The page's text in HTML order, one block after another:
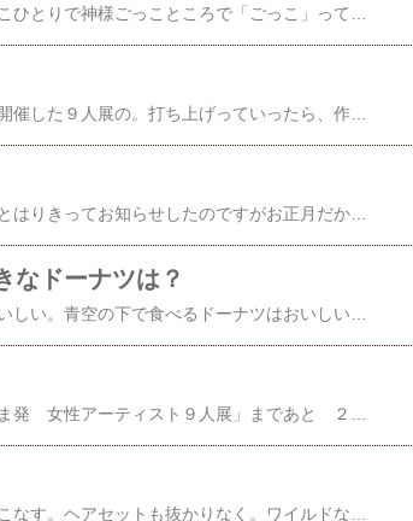
先日打ち上げがありました☆去年の１１月末に開催した９人展の。打ち上げっていったら、作品展の最終日とかその週末とかに開催するのが普通なんでしょうけどね。最終日は搬出でドタバタ。１２月は忘年会やらなんやらでみんな忙しいということで、年を越してちょっと遅めの新年会のような打ち上げ。９人展の会場だったルミエールホールの近くの洋食屋さんで人生初のチーズフォンデュを食べました☆とろとろーーーーんデザートまで付いたコースでたっぷり満足でした♪家にチーズフォンデュの道具セットがあるけど、一度も使ったためしがありません。戸棚の中で２５年以上眠っています。家で準備するのは大変そうだからきっとこれからも眠り続ける気がします。↓がんばりますーーークリックしていただくと現在のランキングが確認できます！同時にポイント加算されます♪
かがみもち～～～ネットショップは年中無休！とはりきってお知らせしたのですがお正月だから、銀行でお振込みができなかったりするのですね。。。失礼いたしましたでもご注文はずっとお受けしております～クリックしていただくと現在のランキングが確認できます！同時にポイント加算されます♪
なドーナツは？